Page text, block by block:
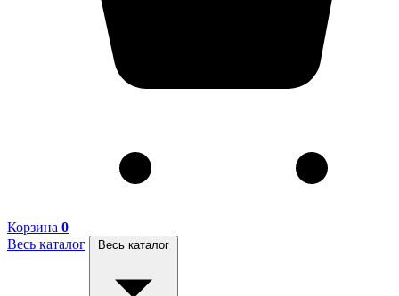
Корзина 0
Весь каталог
Весь каталог